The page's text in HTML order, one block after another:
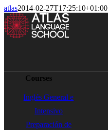
atlas2014-02-27T17:25:10+01:00
Courses
Inglés General e
Intensivo
Preparación de